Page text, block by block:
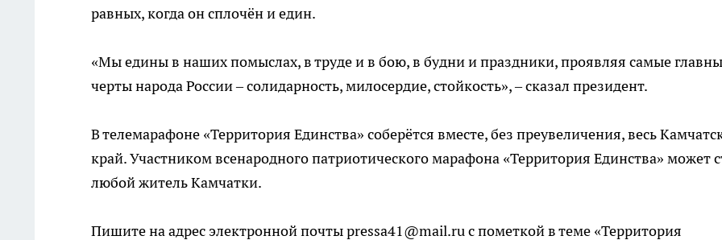
равных, когда он сплочён и един.
«Мы едины в наших помыслах, в труде и в бою, в будни и праздники, проявляя самые
черты народа России – солидарность, милосердие, стойкость», – сказал президент.
В телемарафоне «Территория Единства» соберётся вместе, без преувеличения, весь
край. Участником всенародного патриотического марафона «Территория Единства» может
любой житель Камчатки.
Пишите на адрес электронной почты pressa41@mail.ru с пометкой в теме «Территория